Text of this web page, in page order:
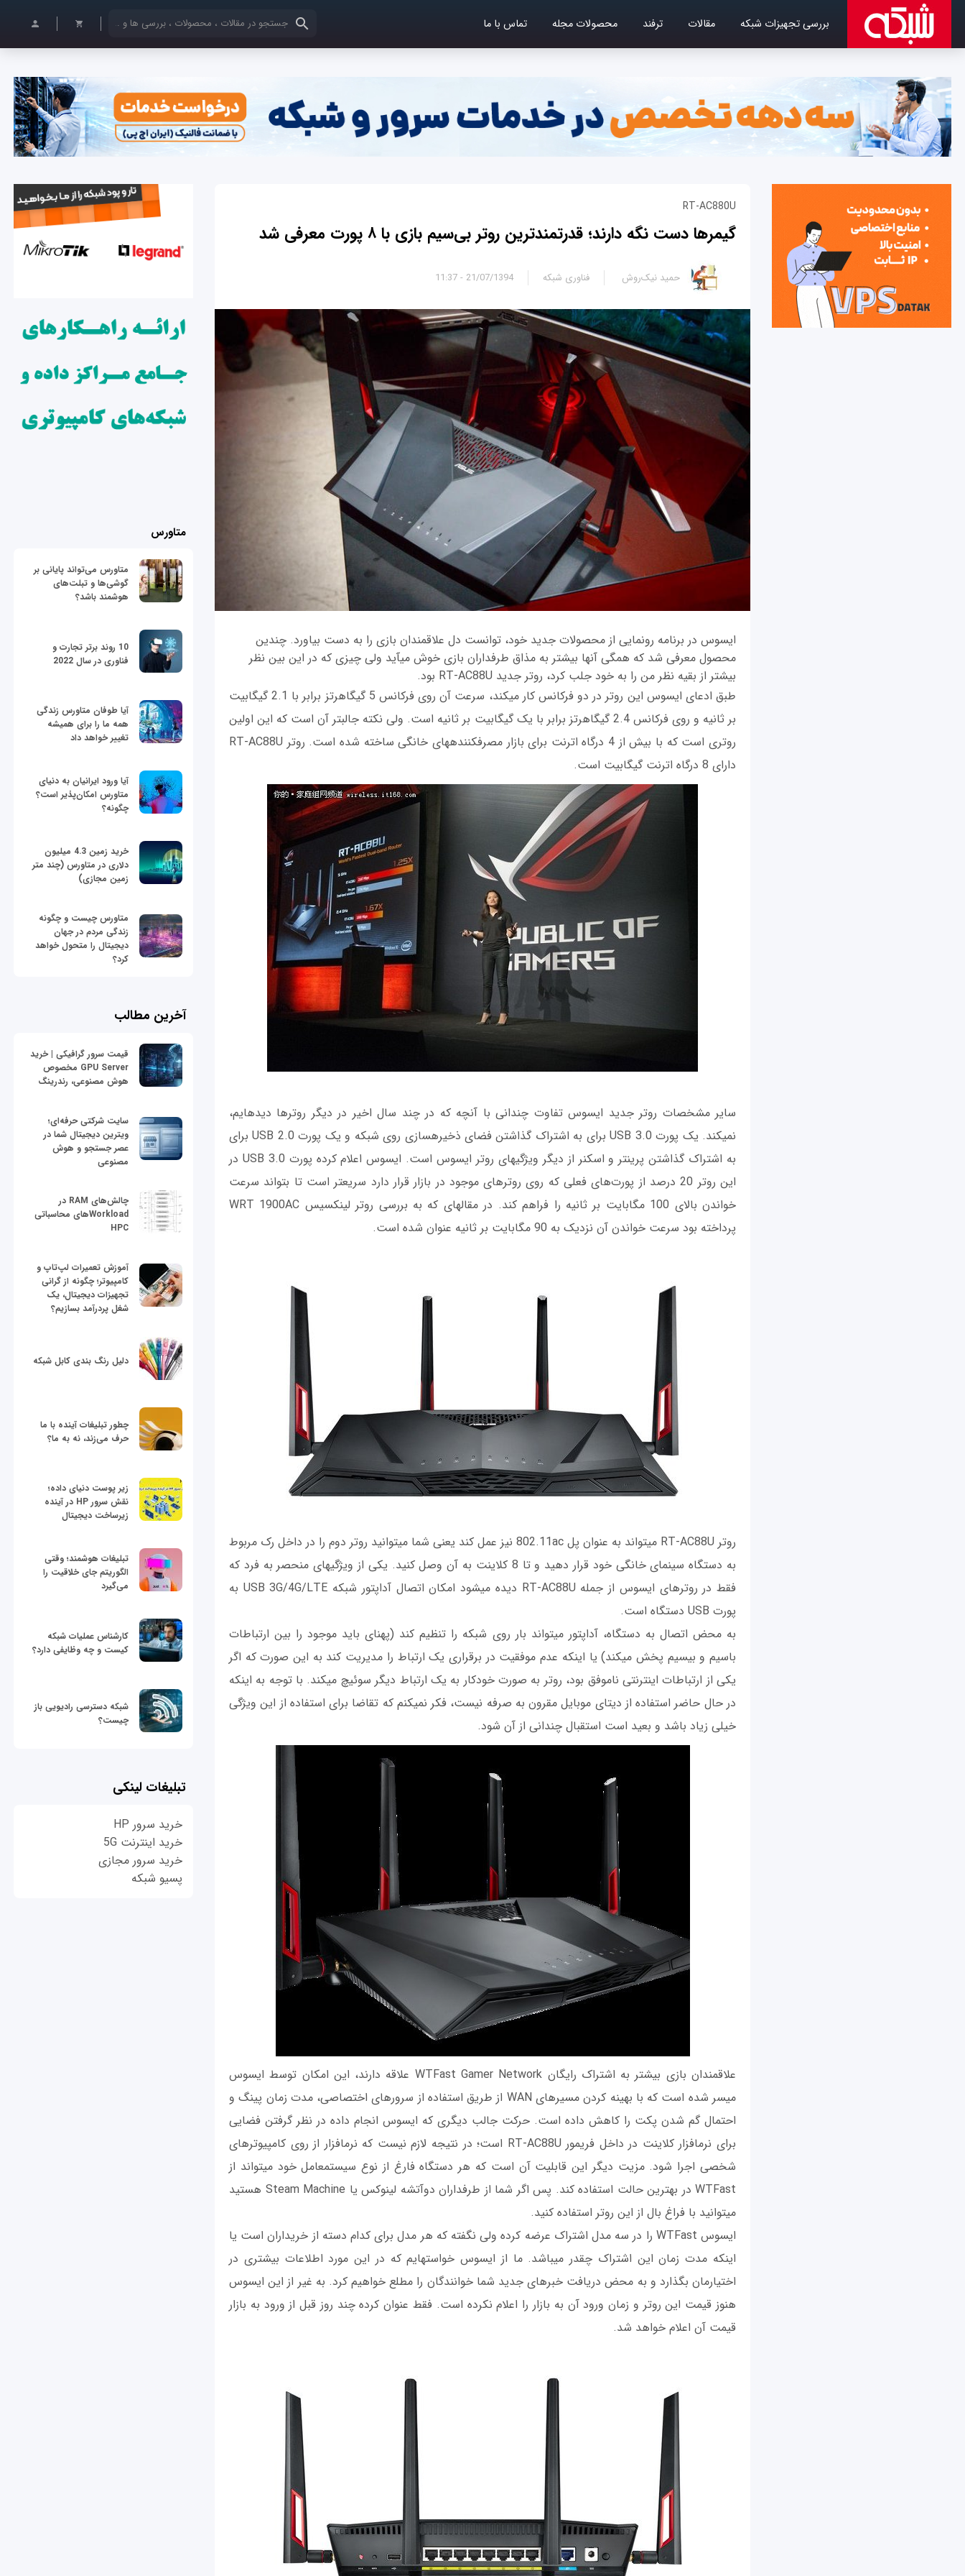
بررسی تجهیزات شبکه مقالات ترفند محصولات مجله تماس با ما کلمات کلیدی خود را وارد کنید
RT-AC880U
گیمرها دست نگه‌ دارند؛ قدرتمندترین روتر بی‌سیم بازی با ۸ پورت معرفی شد
21/07/1394 - 11:37 حمید نیک‌روش فناوری شبکه
ایسوس در برنامه رونمایی از محصولات جدید خود، توانست دل علاقمندان بازی را به دست بیاورد. چندین
محصول معرفی شد که همگی آن‫ها بیشتر به مذاق طرفداران بازی خوش می‫آید ولی چیزی که در این بین نظر
بیشتر از بقیه نظر من را به خود جلب کرد، روتر جدید RT-AC88U بود.
طبق ادعای ایسوس این روتر در دو فرکانس کار می‫کند، سرعت آن روی فرکانس 5 گیگاهرتز برابر با 2.1 گیگابیت
بر ثانیه و روی فرکانس 2.4 گیگاهرتز برابر با یک گیگابیت بر ثانیه است. ولی نکته جالب‫تر آن است که این اولین
روتری است که با بیش از 4 درگاه اترنت برای بازار مصرف‫کننده‫های خانگی ساخته شده است. روتر RT-AC88U
دارای 8 درگاه اترنت گیگابیت است.
سایر مشخصات روتر جدید ایسوس تفاوت چندانی با آن‫چه که در چند سال اخیر در دیگر روترها دیده‫ایم،
نمی‫کند. یک پورت USB 3.0 برای به اشتراک گذاشتن فضای ذخیره‫سازی روی شبکه و یک پورت USB 2.0 برای
به اشتراک گذاشتن پرینتر و اسکنر از دیگر ویژگی‫های روتر ایسوس است. ایسوس اعلام کرده پورت USB 3.0 در
این روتر 20 درصد از پورت‌های فعلی که روی روترهای موجود در بازار قرار دارد سریع‫تر است تا بتواند سرعت
خواندن بالای 100 مگابایت بر ثانیه را فراهم کند. در مقاله‫ای که به بررسی روتر لینک‫سیس WRT 1900AC
پرداخته بود سرعت خواندن آن نزدیک به 90 مگابایت بر ثانیه عنوان شده است.
روتر RT-AC88U می‫تواند به عنوان پل 802.11ac نیز عمل کند یعنی شما می‫توانید روتر دوم را در داخل رک مربوط
به دستگاه سینمای خانگی خود قرار دهید و تا 8 کلاینت به آن وصل کنید. یکی از ویژگی‫های منحصر به فرد که
فقط در روترهای ایسوس از جمله RT-AC88U دیده می‫شود امکان اتصال آداپتور شبکه USB 3G/4G/LTE به
پورت USB دستگاه است.
به محض اتصال به دستگاه، آداپتور می‫تواند بار روی شبکه را تنظیم کند (پهنای باید موجود را بین ارتباطات
باسیم و بی‫سیم پخش می‫کند) یا این‫که عدم موفقیت در برقراری یک ارتباط را مدیریت کند به این صورت که اگر
یکی از ارتباطات اینترنتی ناموفق بود، روتر به صورت خودکار به یک ارتباط دیگر سوئیچ می‫کند. با توجه به این‫که
در حال حاضر استفاده از دیتای موبایل مقرون به صرفه نیست، فکر نمی‫کنم که تقاضا برای استفاده از این ویژگی
خیلی زیاد باشد و بعید است استقبال چندانی از آن شود.
علاقمندان بازی بیشتر به اشتراک رایگان WTFast Gamer Network علاقه دارند، این امکان توسط ایسوس
میسر شده است که با بهینه کردن مسیرهای WAN از طریق استفاده از سرورهای اختصاصی، مدت زمان پینگ و
احتمال گم شدن پکت را کاهش داده است. حرکت جالب دیگری که ایسوس انجام داده در نظر گرفتن فضایی
برای نرم‫افزار کلاینت در داخل فریم‫ور RT-AC88U است؛ در نتیجه لازم نیست که نرم‫افزار از روی کامپیوترهای
شخصی اجرا شود. مزیت دیگر این قابلیت آن است که هر دستگاه فارغ از نوع سیستم‫عامل خود می‫تواند از
WTFast در بهترین حالت استفاده کند. پس اگر شما از طرفداران دوآتشه لینوکس یا Steam Machine هستید
می‫توانید با فراغ بال از این روتر استفاده کنید.
ایسوس WTFast را در سه مدل اشتراک عرضه کرده ولی نگفته که هر مدل برای کدام دسته از خریداران است یا
این‫که مدت زمان این اشتراک چقدر می‫باشد. ما از ایسوس خواسته‫ایم که در این مورد اطلاعات بیشتری در
اختیارمان بگذارد و به محض دریافت خبرهای جدید شما خوانندگان را مطلع خواهیم کرد. به غیر از این ایسوس
هنوز قیمت این روتر و زمان ورود آن به بازار را اعلام نکرده است. فقط عنوان کرده چند روز قبل از ورود به بازار
قیمت آن اعلام خواهد شد.
متاورس
متاورس می‌تواند پایانی بر
گوشی‌ها و تبلت‌های
هوشمند باشد؟
10 روند برتر تجارت و
فناوری در سال 2022
آیا طوفان متاورس زندگی
همه ما را برای همیشه
تغییر خواهد داد
آیا ورود ایرانیان به دنیای
متاورس امکان‌پذیر است؟
چگونه؟
خرید زمین 4.3 میلیون
دلاری در متاورس (چند متر
زمین مجازی)
متاورس چیست و چگونه
زندگی مردم در جهان
دیجیتال را متحول خواهد
کرد؟
آخرین مطالب
قیمت سرور گرافیکی | خرید
GPU Server مخصوص
هوش مصنوعی، رندرینگ
سایت شرکتی حرفه‌ای؛
ویترین دیجیتال شما در
عصر جستجو و هوش
مصنوعی
چالش‌های RAM در
Workloadهای محاسباتی
HPC
آموزش تعمیرات لپ‌تاپ و
کامپیوتر؛ چگونه از گرانی
تجهیزات دیجیتال، یک
شغل پردرآمد بسازیم؟
دلیل رنگ بندی کابل شبکه
چطور تبلیغات آینده با ما
حرف می‌زند، نه به ما؟
زیر پوست دنیای داده؛
نقش سرور HP در آینده
زیرساخت دیجیتال
تبلیغات هوشمند؛ وقتی
الگوریتم جای خلاقیت را
می‌گیرد
کارشناس عملیات شبکه
کیست و چه وظایفی دارد؟
شبکه دسترسی رادیویی باز
چیست؟
تبلیغات لینکی
خرید سرور HP
خرید اینترنت 5G
خرید سرور مجازی
پسیو شبکه